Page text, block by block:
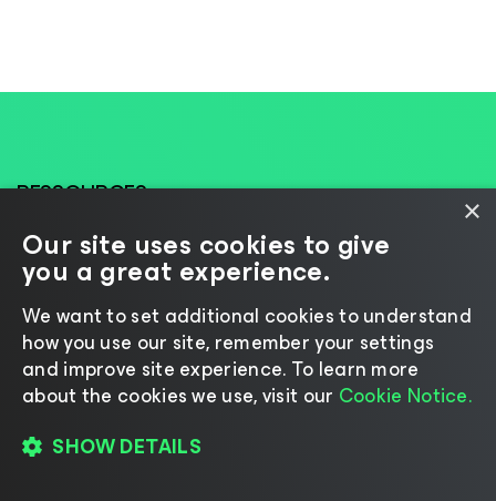
RESSOURCES
Découvrez ce qu’il
faut pour bâtir la
confiance dans les
données et
l’intelligence
×
Our site uses cookies to give
you a great experience.
We want to set additional cookies to understand
how you use our site, remember your settings
and improve site experience. ​To learn more
about the cookies we use, visit our Cookie Notice.
SHOW DETAILS